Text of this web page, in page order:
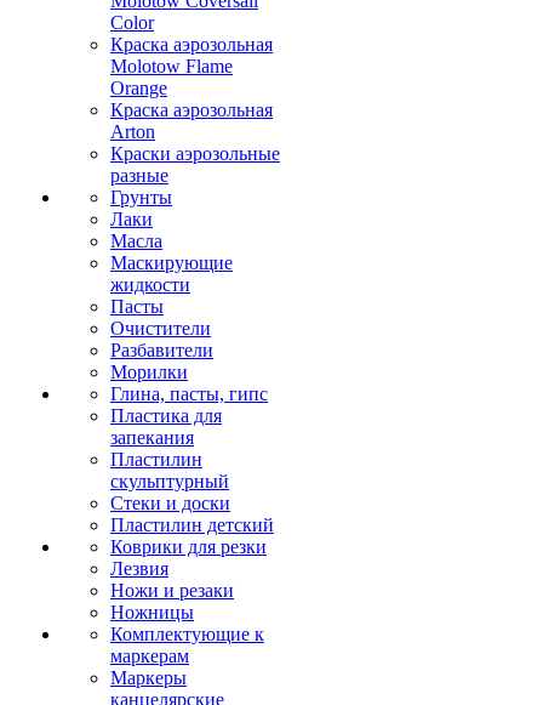
Color
Краска аэрозольная
Molotow Flame
Orange
Краска аэрозольная
Arton
Краски аэрозольные
разные
Грунты
Лаки
Масла
Маскирующие
жидкости
Пасты
Очистители
Разбавители
Морилки
Глина, пасты, гипс
Пластика для
запекания
Пластилин
скульптурный
Стеки и доски
Пластилин детский
Коврики для резки
Лезвия
Ножи и резаки
Ножницы
Комплектующие к
маркерам
Маркеры
канцелярские